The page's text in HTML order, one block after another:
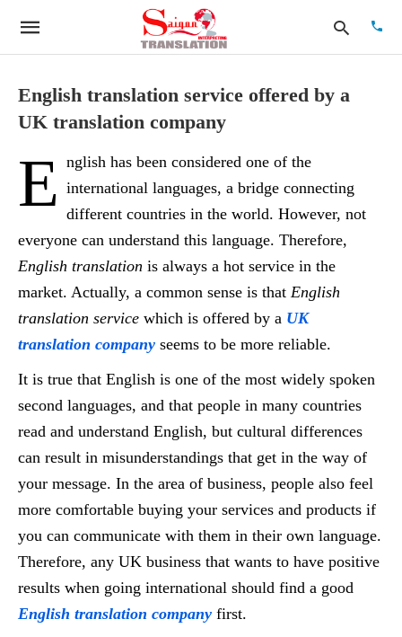
English translation service offered by a
UK translation company
E nglish has been considered one of the
international languages, a bridge connecting
different countries in the world. However, not
everyone can understand this language. Therefore,
English translation is always a hot service in the
market. Actually, a common sense is that English
translation service which is offered by a UK
translation company seems to be more reliable.
It is true that English is one of the most widely spoken
second languages, and that people in many countries
read and understand English, but cultural differences
can result in misunderstandings that get in the way of
your message. In the area of business, people also feel
more comfortable buying your services and products if
you can communicate with them in their own language.
Therefore, any UK business that wants to have positive
results when going international should find a good
English translation company first.